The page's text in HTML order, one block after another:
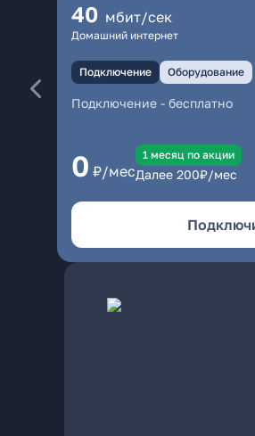
40 мбит/сек
Домашний интернет
Подключение Оборудование
Подключение - бесплатно
0 ₽/мес
1 месяц по акции
Далее 200₽/мес